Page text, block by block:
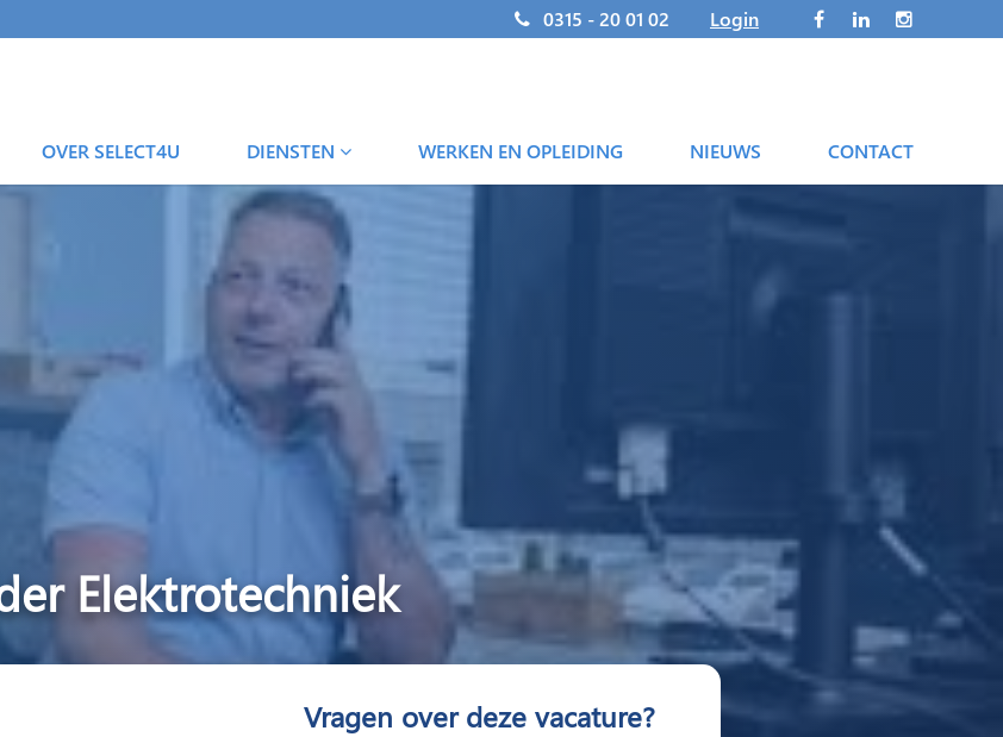
0315 - 20 01 02 Login
OVER SELECT4U DIENSTEN WERKEN EN OPLEIDING NIEUWS CONTACT
Elektrotechniek
Vragen over deze vacature?